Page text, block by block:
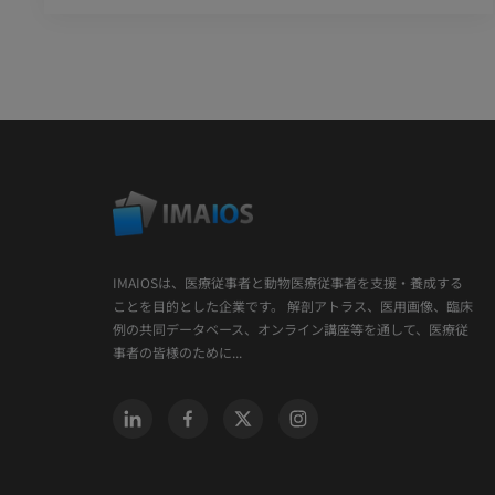
IMAIOSは、医療従事者と動物医療従事者を支援・養成する
ことを目的とした企業です。 解剖アトラス、医用画像、臨床
例の共同データベース、オンライン講座等を通して、医療従
事者の皆様のために...